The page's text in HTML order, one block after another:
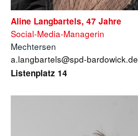
Aline Langbartels, 47 Jahre
Social-Media-Managerin
Mechtersen
a.langbartels@spd-bardowick.de
Listenplatz 14